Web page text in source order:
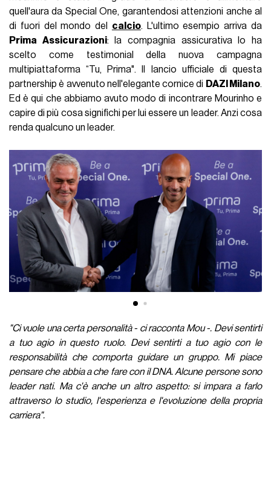
quell'aura da Special One, garantendosi attenzioni anche al
di fuori del mondo del calcio. L'ultimo esempio arriva da
Prima Assicurazioni: la compagnia assicurativa lo ha
scelto come testimonial della nuova campagna
multipiattaforma “Tu, Prima". Il lancio ufficiale di questa
partnership è avvenuto nell'elegante cornice di DAZI Milano.
Ed è qui che abbiamo avuto modo di incontrare Mourinho e
capire di più cosa significhi per lui essere un leader. Anzi cosa
renda qualcuno un leader.
"Ci vuole una certa personalità - ci racconta Mou -. Devi sentirti
a tuo agio in questo ruolo. Devi sentirti a tuo agio con le
responsabilità che comporta guidare un gruppo. Mi piace
pensare che abbia a che fare con il DNA. Alcune persone sono
leader nati. Ma c'è anche un altro aspetto: si impara a farlo
attraverso lo studio, l'esperienza e l'evoluzione della propria
carriera".